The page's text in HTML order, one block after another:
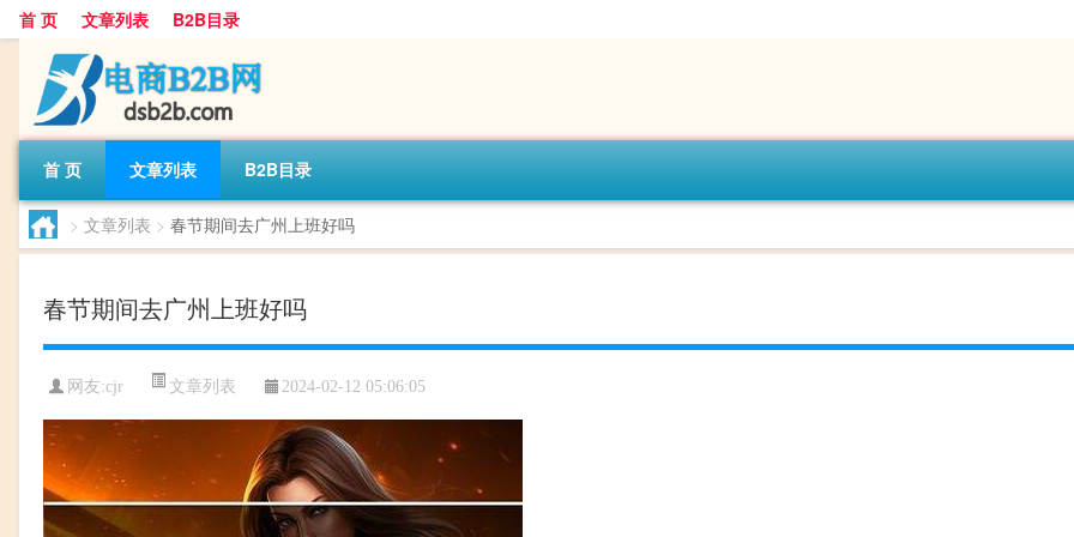
首 页 文章列表 B2B目录
首 页 文章列表 B2B目录
> 文章列表 > 春节期间去广州上班好吗
春节期间去广州上班好吗
网友:cjr 文章列表 2024-02-12 05:06:05